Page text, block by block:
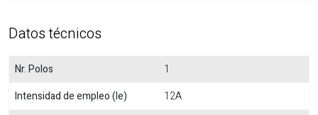
Datos técnicos
Nr. Polos
1
Intensidad de empleo (Ie)
12A